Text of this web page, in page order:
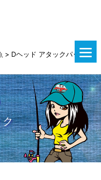
> Dヘッド アタックパック
ク